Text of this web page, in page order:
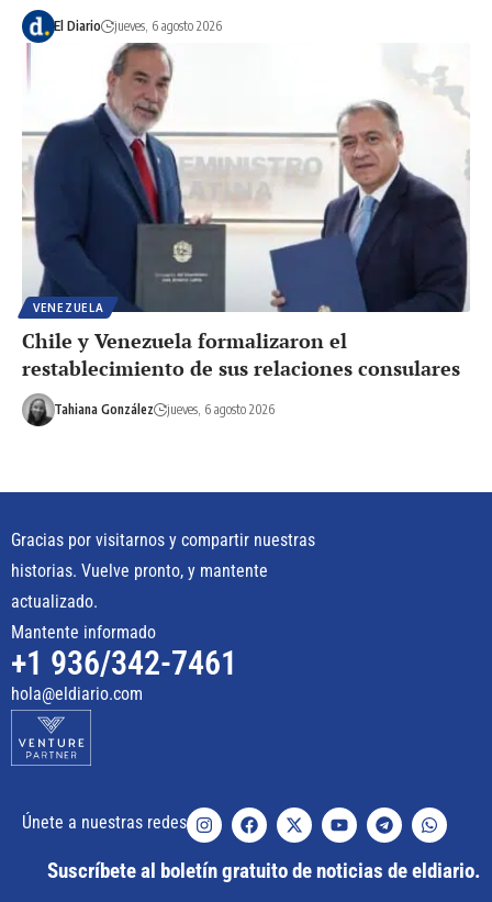
El Diario jueves, 6 agosto 2026
VENEZUELA
Chile y Venezuela formalizaron el
restablecimiento de sus relaciones consulares
Tahiana González jueves, 6 agosto 2026
Gracias por visitarnos y compartir nuestras
historias. Vuelve pronto, y mantente
actualizado.
Mantente informado
+1 936/342-7461
hola@eldiario.com
Únete a nuestras redes
Suscríbete al boletín gratuito de noticias de eldiario.